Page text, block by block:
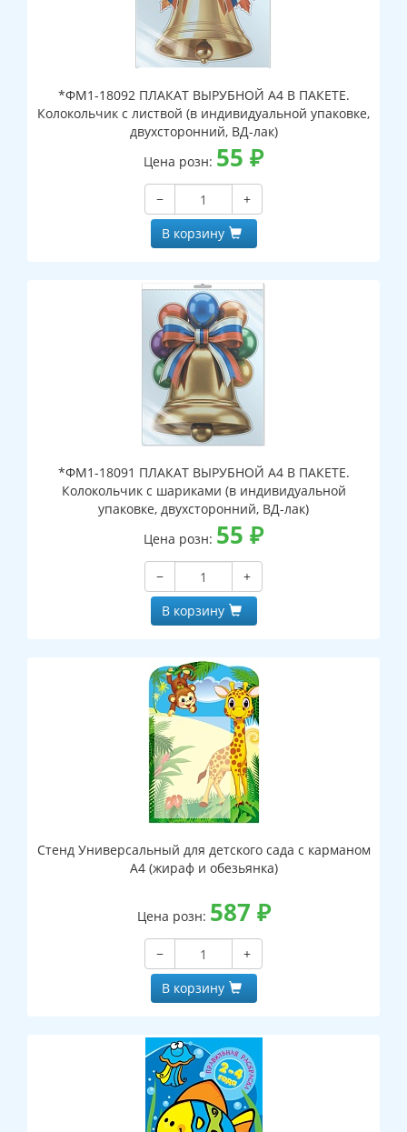
*ФМ1-18092 ПЛАКАТ ВЫРУБНОЙ А4 В ПАКЕТЕ.
Колокольчик с листвой (в индивидуальной упаковке,
двухсторонний, ВД-лак)
Цена розн: 55 ₽
−
+
В корзину
*ФМ1-18091 ПЛАКАТ ВЫРУБНОЙ А4 В ПАКЕТЕ.
Колокольчик с шариками (в индивидуальной
упаковке, двухсторонний, ВД-лак)
Цена розн: 55 ₽
−
+
В корзину
Стенд Универсальный для детского сада с карманом
А4 (жираф и обезьянка)
Цена розн: 587 ₽
−
+
В корзину